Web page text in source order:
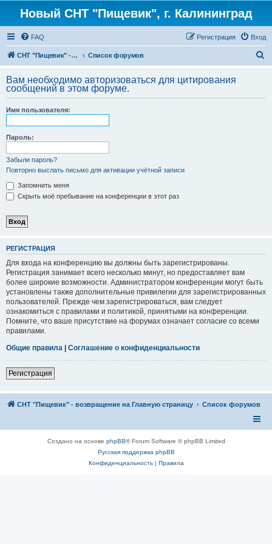
Новый СНТ "Пищевик", г. Калининград
FAQ Вход
Регистрация
СНТ "Пищевик" - возвращение на Главную страницу Список форумов
с
Вам необходимо авторизоваться для цитирования
сообщений в этом форуме.
Имя пользователя:
Пароль:
Забыли пароль?
Повторно выслать письмо для активации учётной записи
Запомнить меня
Скрыть моё пребывание на конференции в этот раз
РЕГИСТРАЦИЯ
Для входа на конференцию вы должны быть зарегистрированы.
Регистрация занимает всего несколько минут, но предоставляет вам
более широкие возможности. Администратором конференции могут быть
установлены также дополнительные привилегии для зарегистрированных
пользователей. Прежде чем зарегистрироваться, вам следует
ознакомиться с правилами и политикой, принятыми на конференции.
Помните, что ваше присутствие на форумах означает согласие со всеми
правилами.
Общие правила | Соглашение о конфиденциальности
Регистрация
СНТ "Пищевик" - возвращение на Главную страницу Список форумов
Создано на основе phpBB® Forum Software © phpBB Limited
Русская поддержка phpBB
Конфиденциальность| Правила